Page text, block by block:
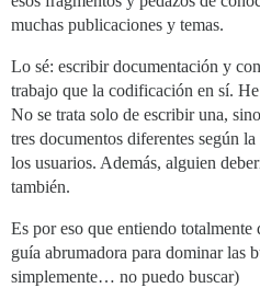
muchas publicaciones y temas.
Lo sé: escribir documentación y
trabajo que la codificación en sí.
No se trata solo de escribir una,
tres documentos diferentes según
los usuarios. Además, alguien
también.
Es por eso que entiendo
guía abrumadora para dominar las
simplemente… no puedo buscar)